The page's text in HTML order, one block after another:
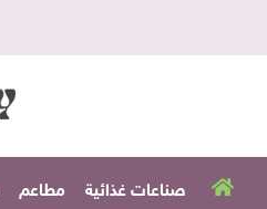
صناعات غذائية مطاعم